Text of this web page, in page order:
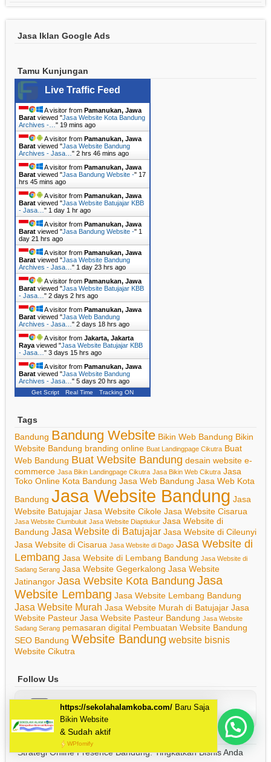
Jasa Iklan Google Ads
Tamu Kunjungan
Live Traffic Feed
A visitor from Pamanukan, Jawa
Barat viewed "Jasa Website Kota Bandung
Archives -…" 19 mins ago
A visitor from Pamanukan, Jawa
Barat viewed "Jasa Website Bandung
Archives - Jasa…" 2 hrs 46 mins ago
A visitor from Pamanukan, Jawa
Barat viewed "Jasa Bandung Website -" 17
hrs 45 mins ago
A visitor from Pamanukan, Jawa
Barat viewed "Jasa Website Batujajar KBB
- Jasa…" 1 day 1 hr ago
A visitor from Pamanukan, Jawa
Barat viewed "Jasa Bandung Website -" 1
day 21 hrs ago
A visitor from Pamanukan, Jawa
Barat viewed "Jasa Website Bandung
Archives - Jasa…" 1 day 23 hrs ago
A visitor from Pamanukan, Jawa
Barat viewed "Jasa Website Batujajar KBB
- Jasa…" 2 days 2 hrs ago
A visitor from Pamanukan, Jawa
Barat viewed "Jasa Web Bandung
Archives - Jasa…" 2 days 18 hrs ago
A visitor from Jakarta, Jakarta
Rayaviewed "Jasa Website Batujajar KBB
- Jasa…" 3 days 15 hrs ago
A visitor from Pamanukan, Jawa
Barat viewed "Jasa Website Bandung
Archives - Jasa…" 5 days 20 hrs ago
Get Script Real Time Tracking ON
Tags
Bandung Bandung Website Bikin Web Bandung Bikin
Website Bandung branding online Buat Landingpage Cikutra Buat
Web Bandung Buat Website Bandung desain website e-
commerce Jasa Bikin Landingpage Cikutra Jasa Bikin Web Cikutra Jasa
Toko Online Kota Bandung Jasa Web Bandung Jasa Web Kota
Bandung Jasa Website Bandung Jasa
Website Batujajar Jasa Website Cikole Jasa Website Cisarua
Jasa Website Ciumbuluit Jasa Website Diaptiukur Jasa Website di
Bandung Jasa Website di Batujajar Jasa Website di Cileunyi
Jasa Website di Cisarua Jasa Website di Dago Jasa Website di
Lembang Jasa Website di Lembang Bandung Jasa Website di
Sadang Serang Jasa Website Gegerkalong Jasa Website
Jatinangor Jasa Website Kota Bandung Jasa
Website Lembang Jasa Website Lembang Bandung
Jasa Website Murah Jasa Website Murah di Batujajar Jasa
Website Pasteur Jasa Website Pasteur Bandung Jasa Website
Sadang Serang pemasaran digital Pembuatan Website Bandung
SEO Bandung Website Bandung website bisnis
Website Cikutra
Follow Us
FOLLOW US ON
Facebook
Recent Posts
Strategi Online Presence Bandung: Tingkatkan Bisnis Anda
Mau Bikin Website Apa Kak?